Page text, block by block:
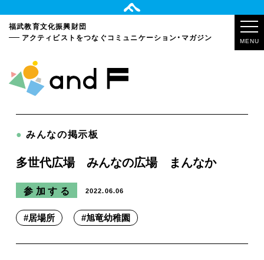
福武教育文化振興財団
アクティビストをつなぐコミュニケーション・マガジン MENU
● みんなの掲示板
多世代広場 みんなの広場 まんなか
参加する 2022.06.06
#居場所 #旭竜幼稚園